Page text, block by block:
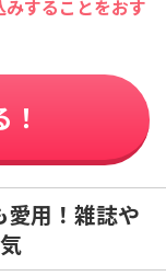
することをおす
愛用！雑誌や